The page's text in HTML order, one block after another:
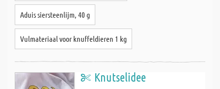
Aduis siersteenlijm, 40 g
Vulmateriaal voor knuffeldieren 1 kg
Knutselidee